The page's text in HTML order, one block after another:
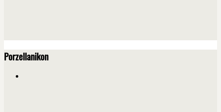
Porzellanikon